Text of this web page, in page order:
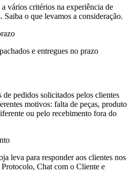
vários critérios na experiência de
Saiba o que levamos a consideração.
e entregues no prazo
de pedidos solicitados pelos clientes
motivos: falta de peças, produto
ou pelo recebimento fora do
leva para responder aos clientes nos
Chat com o Cliente e